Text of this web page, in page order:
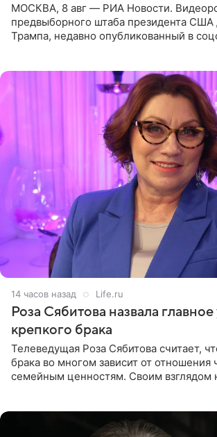
МОСКВА, 8 авг — РИА Новости.
предвыборного штаба президента США
Трампа, недавно опубликованный в
14 часов назад Life.ru
Роза Сябитова назвала
крепкого брака
Телеведущая Роза Сябитова считает,
брака во многом зависит от отношения
семейным ценностям. Своим взглядом